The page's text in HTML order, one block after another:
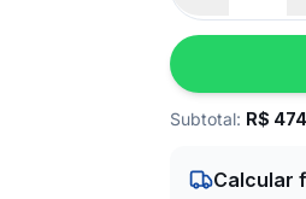
Subtotal: R$
Calcular